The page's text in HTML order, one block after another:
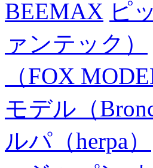
BEEMAX ピ
ァンテック）
（FOX
モデル（
ルパ（herpa）